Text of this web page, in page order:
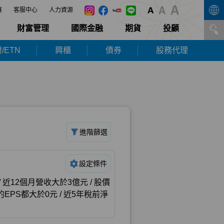
客服中心 人力資源
財富管理 國際金融 期貨 投顧
ETN 興櫃 債券 股務代理